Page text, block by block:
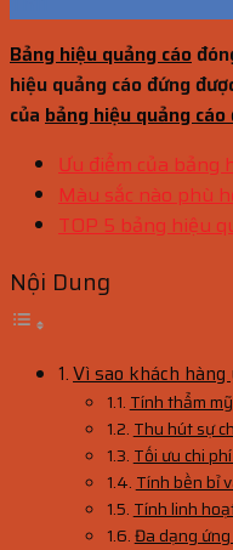
Bảng hiệu quảng cáo
hiệu quảng cáo đứng
của bảng hiệu quảng cáo
Ưu điểm của bảng
Màu sắc nào phù
TOP 5 bảng hiệu
Nội Dung
Vì sao khách
Tính thẩm
Thu hút sự
Tối ưu chi
Tính bền bỉ
Tính linh
Đa dạng